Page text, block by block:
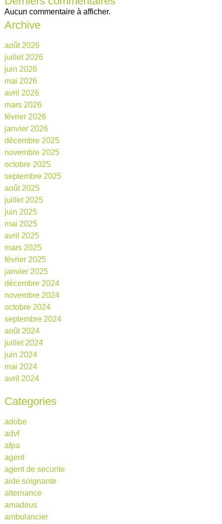
Aucun commentaire à afficher.
Archive
août 2026
juillet 2026
juin 2026
mai 2026
avril 2026
mars 2026
février 2026
janvier 2026
décembre 2025
novembre 2025
octobre 2025
septembre 2025
août 2025
juillet 2025
juin 2025
mai 2025
avril 2025
mars 2025
février 2025
janvier 2025
décembre 2024
novembre 2024
octobre 2024
septembre 2024
août 2024
juillet 2024
juin 2024
mai 2024
avril 2024
Categories
adobe
advf
afpa
agent
agent de securite
aide soignante
alternance
amadeus
ambulancier